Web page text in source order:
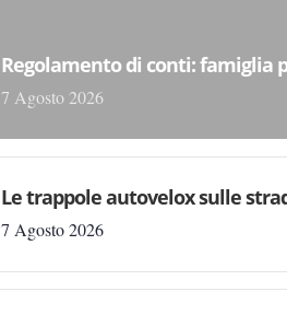
Regolamento di conti: famiglia
7 Agosto 2026
Le trappole autovelox sulle
7 Agosto 2026